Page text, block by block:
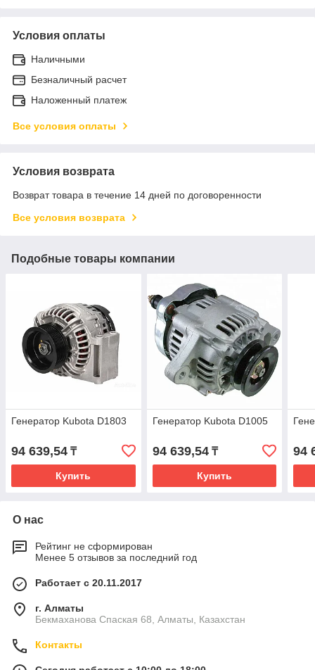
Условия оплаты
Наличными
Безналичный расчет
Наложенный платеж
Все условия оплаты
Условия возврата
Возврат товара в течение 14 дней по договоренности
Все условия возврата
Подобные товары компании
Генератор Kubota D1803
94 639,54 ₸
Купить
Генератор Kubota D1005
94 639,54₸
Купить
94
О нас
Рейтинг не сформирован
Менее 5 отзывов за последний год
Работает с 20.11.2017
г. Алматы
Бекмаханова Спаская 68, Алматы, Казахстан
Контакты